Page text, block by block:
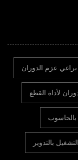
عزم الدوران
لأداة القطع
بالتدوير